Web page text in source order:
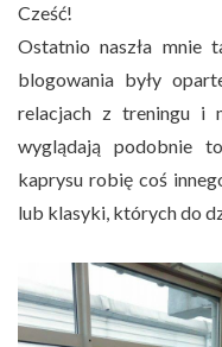
Cześć!
Ostatnio naszła mnie
blogowania były
relacjach z treningu i
wyglądają podobnie
kaprysu robię coś
lub klasyki, których do